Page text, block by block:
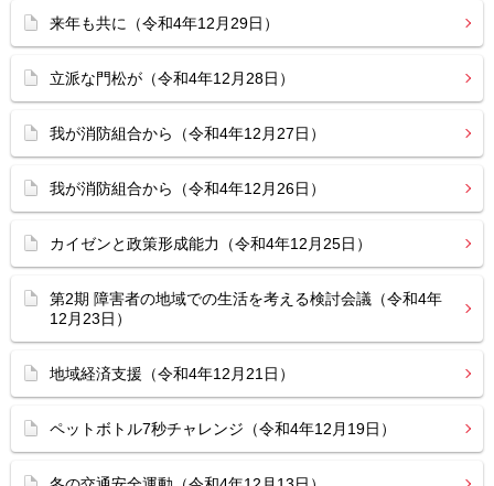
来年も共に（令和4年12月29日）
立派な門松が（令和4年12月28日）
我が消防組合から（令和4年12月27日）
我が消防組合から（令和4年12月26日）
カイゼンと政策形成能力（令和4年12月25日）
第2期 障害者の地域での生活を考える検討会議（令和4年
12月23日）
地域経済支援（令和4年12月21日）
ペットボトル7秒チャレンジ（令和4年12月19日）